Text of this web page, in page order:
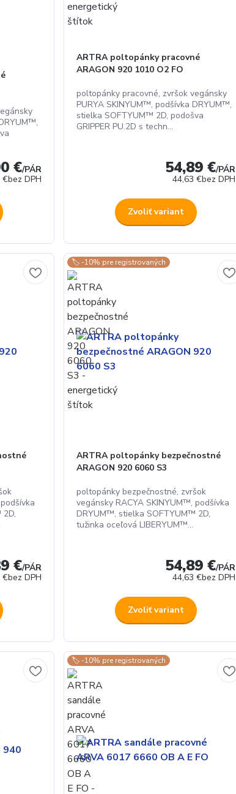
€/PÁR
€bez DPH
ARTRA poltopánky pracovné
ARAGON 920 1010 O2 FO
poltopánky pracovné, zvršok vegánsky
PURYA SKINYUM™, podšívka DRYUM™,
stielka SOFTYUM™ 2D, podošva
GRIPPER PU.2D s techn...
54,89 €/PÁR
44,63 €bez DPH
Zvoliť variant
€/PÁR
€bez DPH
🏷️ -10% pre registrovaných
ARTRA poltopánky bezpečnostné
ARAGON 920 6060 S3
poltopánky bezpečnostné, zvršok
vegánsky RACYA SKINYUM™, podšívka
DRYUM™, stielka SOFTYUM™ 2D,
tužinka oceľová LIBERYUM™...
54,89 €/PÁR
44,63 €bez DPH
Zvoliť variant
🏷️ -10% pre registrovaných